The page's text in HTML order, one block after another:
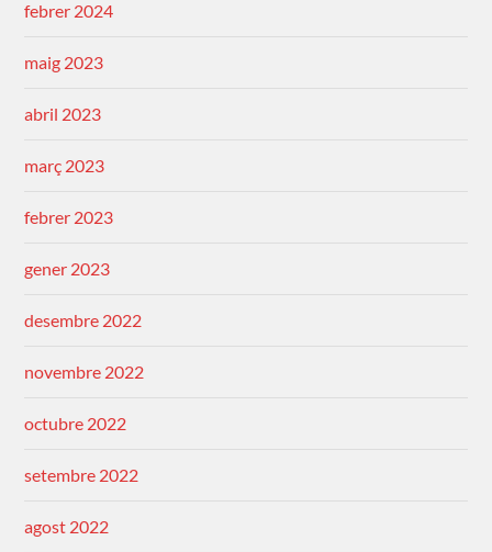
febrer 2024
maig 2023
abril 2023
març 2023
febrer 2023
gener 2023
desembre 2022
novembre 2022
octubre 2022
setembre 2022
agost 2022